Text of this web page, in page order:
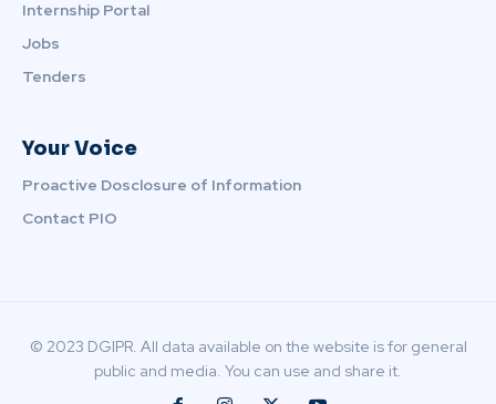
Internship Portal
Jobs
Tenders
Your Voice
Proactive Dosclosure of Information
Contact PIO
© 2023 DGIPR. All data available on the website is for general
public and media. You can use and share it.